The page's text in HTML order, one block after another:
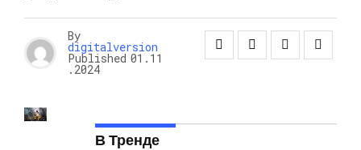
By
digitalversion
Published 01.11
.2024
В Тренде